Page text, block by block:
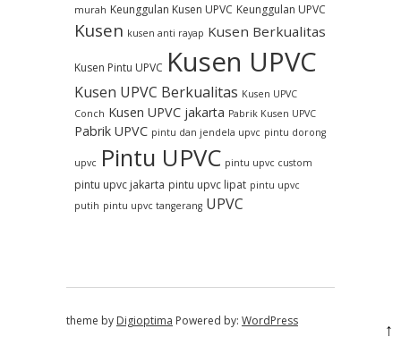
murah Keunggulan Kusen UPVC Keunggulan UPVC
Kusen kusen anti rayap Kusen Berkualitas
Kusen Pintu UPVC Kusen UPVC
Kusen UPVC Berkualitas Kusen UPVC
Conch Kusen UPVC jakarta Pabrik Kusen UPVC
Pabrik UPVC pintu dan jendela upvc pintu dorong
upvc Pintu UPVC pintu upvc custom
pintu upvc jakarta pintu upvc lipat pintu upvc
putih pintu upvc tangerang UPVC
theme by Digioptima Powered by: WordPress ↑